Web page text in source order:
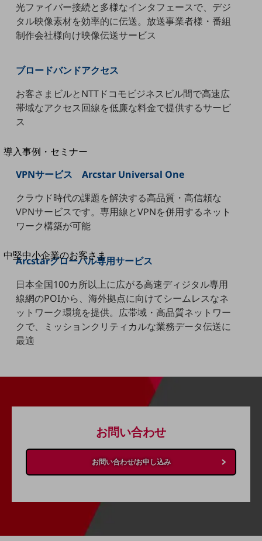
セキュリティ
運用保守・故障紛失サポート
お手続き
導入事例・セミナー
セミナー
開催・出展する各種セミナー、イベント情報をご紹介します
中堅中小企業のお客さま
NTTドコモビジネスウォッチ
ビジネスお役立ち情報
旬な話題やお役立ち資料などDXの課題を
解決するヒントをお届けする記事サイト
新着記事
お役立ち資料ダウンロード
トレンド記事特集
バックオフィス
リモート・ハイブリッドワーク
光ファイバー接続と多様なインタフェースで、デジ
タル映像素材を効率的に伝送。放送事業者様・番組
制作会社様向け映像伝送サービス
ブロードバンドアクセス
お客さまビルとNTTドコモビジネスビル間で高速広
帯域なアクセス回線を低廉な料金で提供するサービ
ス
VPNサービス Arcstar Universal One
クラウド時代の課題を解決する高品質・高信頼な
VPNサービスです。専用線とVPNを併用するネット
ワーク構築が可能
Arcstarグローバル専用サービス
日本全国100カ所以上に広がる高速ディジタル専用
線網のPOIから、海外拠点に向けてシームレスなネ
ットワーク環境を提供。広帯域・高品質ネットワー
クで、ミッションクリティカルな業務データ伝送に
最適
お問い合わせ
お問い合わせ/お申し込み